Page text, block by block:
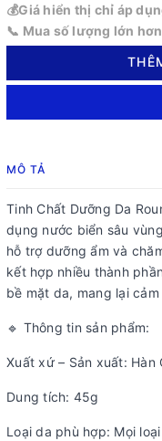
💰Giá hiển thị chỉ áp
📞 Mua số lượng lớn
MÔ TẢ
Tinh Chất Dưỡng Da
dụng nước biển sâu
hỗ trợ dưỡng ẩm và
kết hợp nhiều thành
bề mặt da, mang lại
🔹 Thông tin sản phẩm:
Xuất xứ – Sản xuất: Hàn
Dung tích: 45g
Loại da phù hợp: Mọi